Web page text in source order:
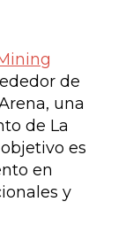
de
una
de La
es
en
y